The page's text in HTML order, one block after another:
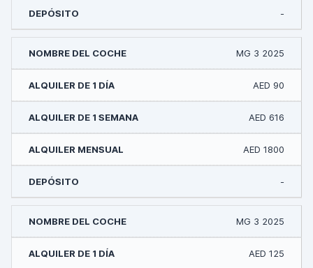
-
MG 3 2025
AED 90
AED 616
AED 1800
-
MG 3 2025
AED 125